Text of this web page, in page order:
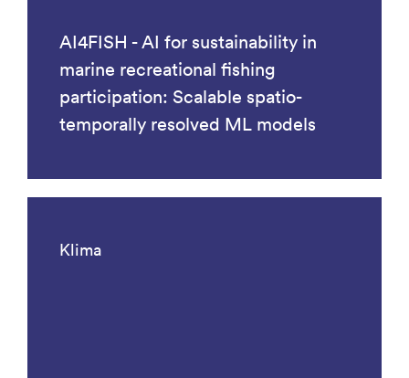
AI4FISH - AI for sustainability in
marine recreational fishing
participation: Scalable spatio-
temporally resolved ML models
Klima